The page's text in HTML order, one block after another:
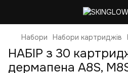
Набори Набори картриджів
НАБІР з 30
дермапена A8S,